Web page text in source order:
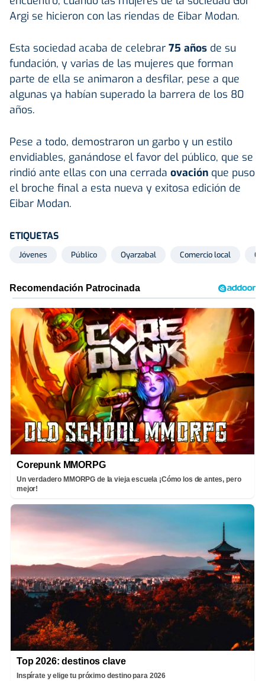
Argi se hicieron con las riendas de Eibar Modan.
Esta sociedad acaba de celebrar 75 años de su
fundación, y varias de las mujeres que forman
parte de ella se animaron a desfilar, pese a que
algunas ya habían superado la barrera de los 80
años.
Pese a todo, demostraron un garbo y un estilo
envidiables, ganándose el favor del público, que se
rindió ante ellas con una cerrada ovación que puso
el broche final a esta nueva y exitosa edición de
Eibar Modan.
ETIQUETAS
Jóvenes Público Oyarzabal Comercio local
Corepunk MMORPG
Un verdadero MMORPG de la vieja escuela ¡Cómo los de antes, pero
mejor!
Top 2026: destinos clave
Inspírate y elige tu próximo destino para 2026